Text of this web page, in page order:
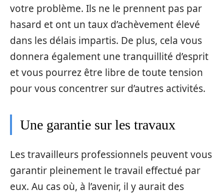
votre problème. Ils ne le prennent pas par
hasard et ont un taux d’achèvement élevé
dans les délais impartis. De plus, cela vous
donnera également une tranquillité d’esprit
et vous pourrez être libre de toute tension
pour vous concentrer sur d’autres activités.
Une garantie sur les travaux
Les travailleurs professionnels peuvent vous
garantir pleinement le travail effectué par
eux. Au cas où, à l’avenir, il y aurait des